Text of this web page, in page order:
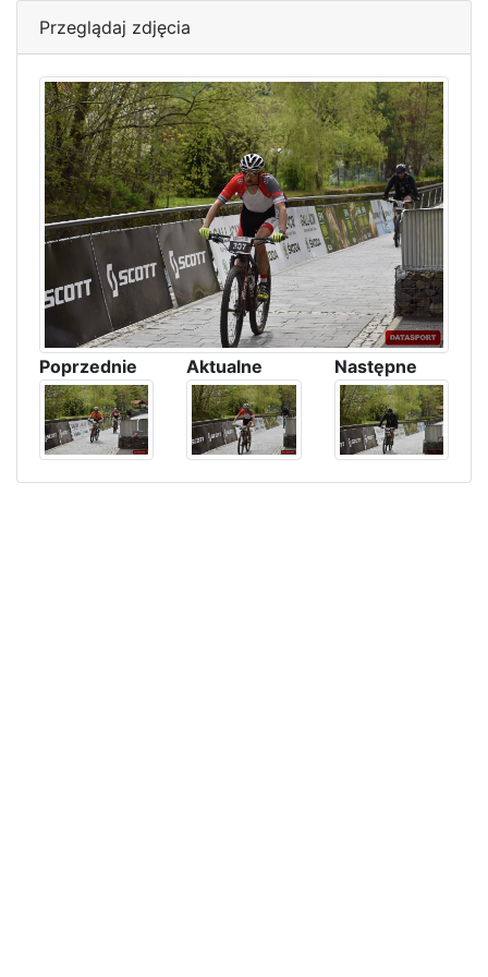
Przeglądaj zdjęcia
Poprzednie Aktualne Następne